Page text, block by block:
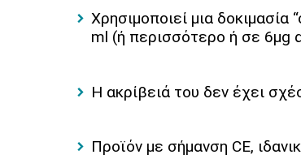
Χρησιμοποιεί μια
ml (ή περισσότερο ή σε 6μg
Η ακρίβειά του δεν έχει
Προϊόν με σήμανση CE,